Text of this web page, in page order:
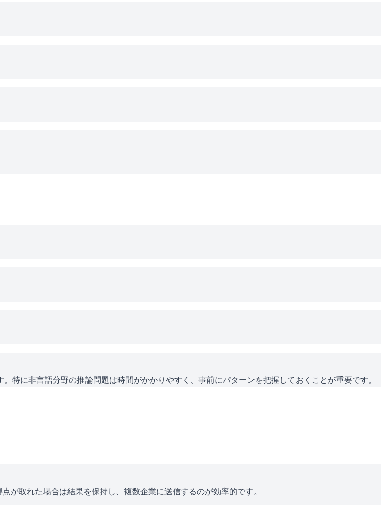
特に非言語分野の推論問題は時間がかかりやすく、事前にパターンを把握しておくことが重要です。
が取れた場合は結果を保持し、複数企業に送信するのが効率的です。